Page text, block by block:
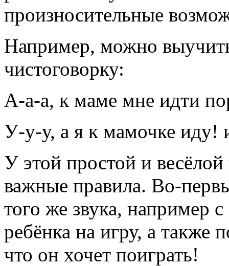
произносительные
Например, можно
чистоговорку:
А-а-а, к маме мне идти
У-у-у, а я к мамочке иду!
У этой простой и
важные правила. Во-
того же звука, например
ребёнка на игру, а также
что он хочет поиграть!